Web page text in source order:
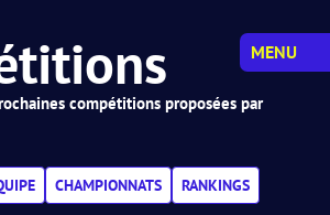
MENU
compétitions proposées par
CHAMPIONNATS RANKINGS